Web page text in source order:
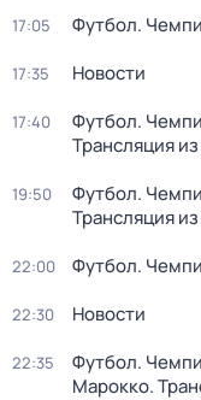
17:05 Футбол.
17:35 Новости
17:40
Футбол.
Трансляция
19:50
Футбол.
Трансляция
22:00 Футбол.
22:30 Новости
22:35
Футбол.
Марокко.